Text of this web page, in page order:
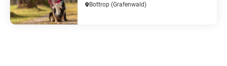
Bottrop(Grafenwald)